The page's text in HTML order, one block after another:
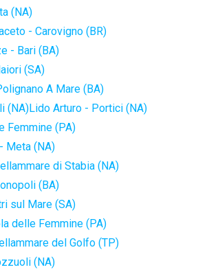
(NA)
- Carovigno (BR)
- Bari (BA)
(SA)
A Mare (BA)
(NA)Lido Arturo - Portici (NA)
Femmine (PA)
Meta (NA)
di Stabia (NA)
(BA)
sul Mare (SA)
delle Femmine (PA)
del Golfo (TP)
(NA)